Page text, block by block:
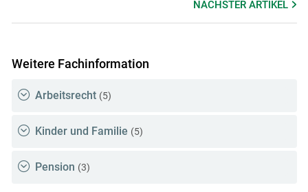
NÄCHSTERARTIKEL
Weitere Fachinformation
Arbeitsrecht (5)
Kinder und Familie (5)
Pension (3)